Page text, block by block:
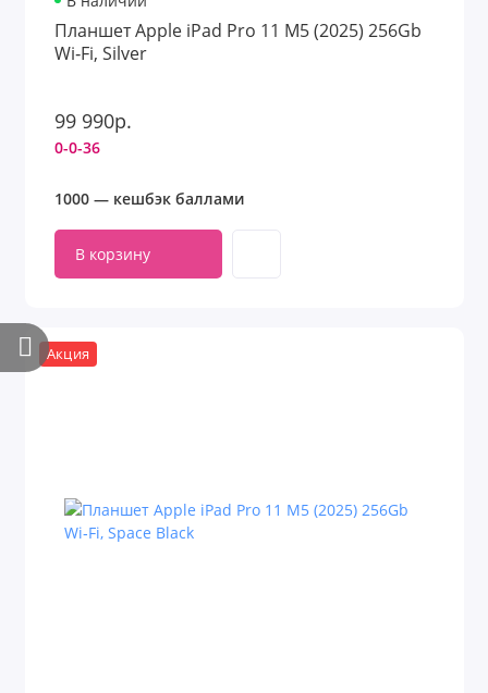
Планшет Apple iPad Pro 11 M5 (2025) 256Gb
Wi‑Fi, Silver
99 990р.
0-0-36
1000 — кешбэк баллами
В корзину
Акция